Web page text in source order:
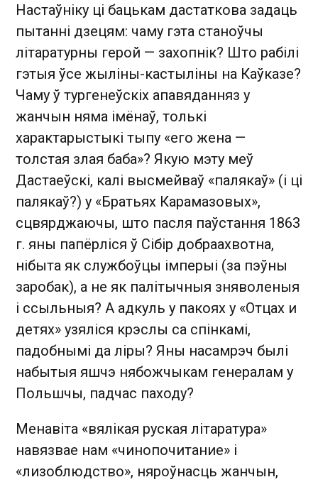
Настаўніку ці бацькам дастаткова задаць
пытанні дзецям: чаму гэта станоўчы
літаратурны герой — захопнік? Што рабілі
гэтыя ўсе жыліны-кастыліны на Каўказе?
Чаму ў тургенеўскіх апавяданняз у
жанчын няма імёнаў, толькі
характарыстыкі тыпу «его жена —
толстая злая баба»? Якую мэту меў
Дастаеўскі, калі высмейваў «палякаў» (і ці
палякаў?) у «Братьях Карамазовых»,
сцвярджаючы, што пасля паўстання 1863
г. яны папёрліся ў Сібір добраахвотна,
нібыта як службоўцы імперыі (за пэўны
заробак), а не як палітычныя зняволеныя
і ссыльныя? А адкуль у пакоях у «Отцах и
детях» узяліся крэслы са спінкамі,
падобнымі да ліры? Яны насамрэч былі
набытыя яшчэ нябожчыкам генералам у
Польшчы, падчас паходу?
Менавіта «вялікая руская літаратура»
навязвае нам «чинопочитание» і
«лизоблюдство», няроўнасць жанчын,